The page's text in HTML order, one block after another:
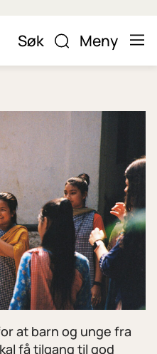
Søk Meny
at barn og unge fra
få tilgang til god